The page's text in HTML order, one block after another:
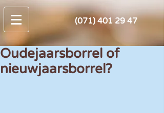
(071) 401 29 47
Oudejaarsborrel of
nieuwjaarsborrel?